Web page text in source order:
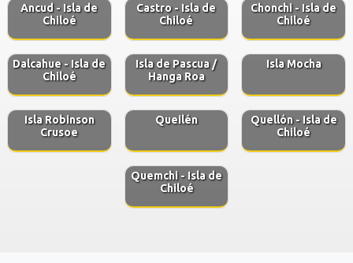
Ancud - Isla de
Chiloé
Castro - Isla de
Chiloé
Chonchi - Isla de
Chiloé
Dalcahue - Isla de
Chiloé
Isla de Pascua /
Hanga Roa
Isla Mocha
Isla Robinson
Crusoe
Queilén
Quellón - Isla de
Chiloé
Quemchi - Isla de
Chiloé